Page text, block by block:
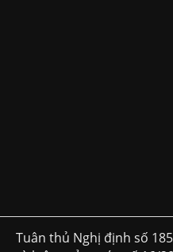
Tuân thủ Nghị định số